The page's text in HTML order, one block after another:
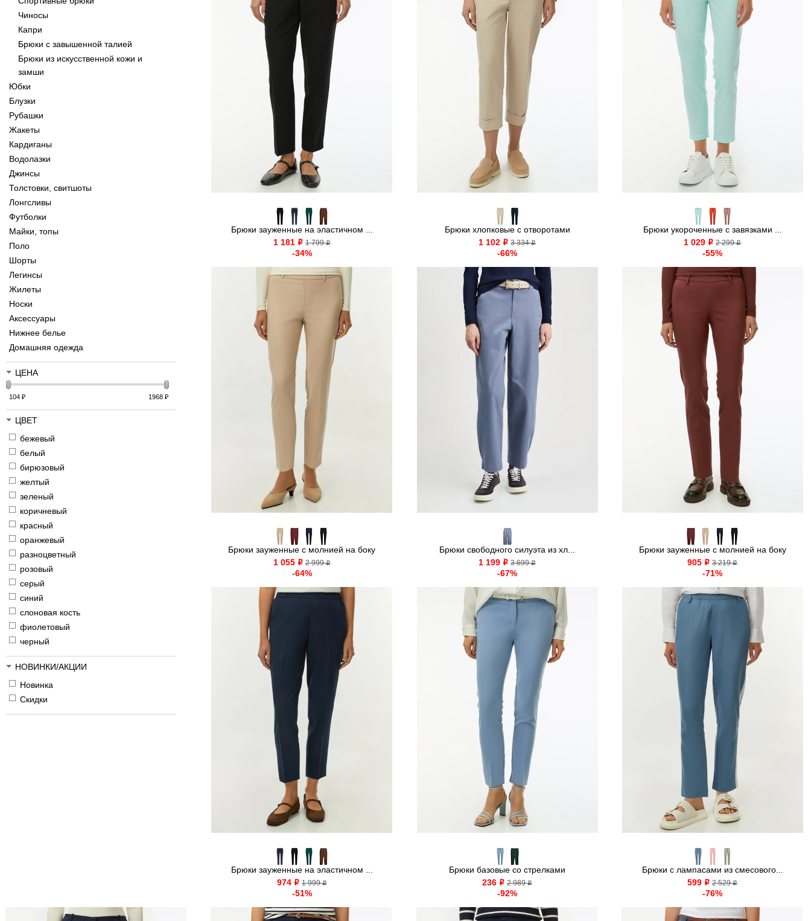
Чиносы
Капри
Брюки с завышенной талией
Брюки из искусственной кожи и
замши
Юбки
Блузки
Рубашки
Жакеты
Кардиганы
Водолазки
Джинсы
Толстовки, свитшоты
Лонгсливы
Футболки
Майки, топы
Поло
Шорты
Легинсы
Жилеты
Носки
Аксессуары
Нижнее белье
Домашняя одежда
ЦЕНА
104 ₽ 1968₽
ЦВЕТ
бежевый
белый
бирюзовый
желтый
зеленый
коричневый
красный
оранжевый
разноцветный
розовый
серый
синий
слоновая кость
фиолетовый
черный
НОВИНКИ/АКЦИИ
Новинка
Скидки
Брюки зауженные на эластичном ...
1 181 o 1 799o
-34%
Брюки хлопковые с отворотами
1 102 o 3 334o
-66%
Брюки укороченные с завязками ...
1 029 o 2 299o
-55%
Брюки зауженные с молнией на боку
1 055 o 2 999o
-64%
Брюки свободного силуэта из хл...
1 199 o 3 699o
-67%
Брюки зауженные с молнией на боку
905 o 3 219o
-71%
Брюки зауженные на эластичном ...
974 o 1 999o
-51%
Брюки базовые со стрелками
236 o 2 989o
-92%
Брюки с лампасами из смесового...
599 o 2 529o
-76%